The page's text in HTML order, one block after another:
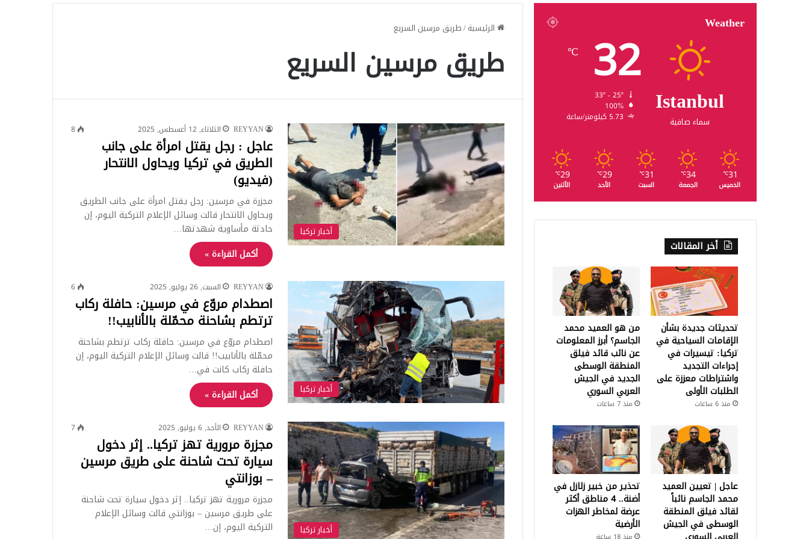
الرئيسية/طريق مرسين السريع
طريق مرسين السريع
أخبار تركيا
REYYAN الثلاثاء, 12 أغسطس, 2025 8
عاجل : رجل يقتل امرأة على جانب
الطريق في تركيا ويحاول الانتحار
(فيديو)
مجزرة في مرسين: رجل يقتل امرأة على جانب الطريق
ويحاول الانتحار قالت وسائل الإعلام التركية اليوم، إن
حادثة مأساوية شهدتها…
أكمل القراءة »
أخبار تركيا
REYYAN السبت, 26 يوليو, 2025 6
اصطدام مروّع في مرسين: حافلة ركاب
ترتطم بشاحنة محمّلة بالأنابيب!!
اصطدام مروّع في مرسين: حافلة ركاب ترتطم بشاحنة
محمّلة بالأنابيب!! قالت وسائل الإعلام التركية اليوم، إن
حافلة ركاب كانت في…
أكمل القراءة »
أخبار تركيا
REYYAN الأحد, 6 يوليو, 2025 7
مجزرة مرورية تهز تركيا.. إثر دخول
سيارة تحت شاحنة على طريق مرسين
– بوزانتي
مجزرة مرورية تهز تركيا.. إثر دخول سيارة تحت شاحنة
على طريق مرسين – بوزانتي قالت وسائل الإعلام
التركية اليوم، إن…
Weather
Istanbul
سماء صافية
32
℃
100%
5.73 كيلومتر/ساعة
31
℃
الخميس
34
℃
الجمعة
31
℃
السبت
29
℃
الأحد
29
℃
الأثنين
أخر المقالات
تحديثات جديدة بشأن
الإقامات السياحية في
تركيا: تيسيرات في
إجراءات التجديد
واشتراطات معززة على
الطلبات الأولى
منذ 6 ساعات
من هو العميد محمد
الجاسم؟ أبرز المعلومات
عن نائب قائد فيلق
المنطقة الوسطى
الجديد في الجيش
العربي السوري
منذ 7 ساعات
عاجل | تعيين العميد
محمد الجاسم نائباً
لقائد فيلق المنطقة
الوسطى في الجيش
تحذير من خبير زلازل في
أضنة.. 4 مناطق أكثر
عرضة لمخاطر الهزات
الأرضية